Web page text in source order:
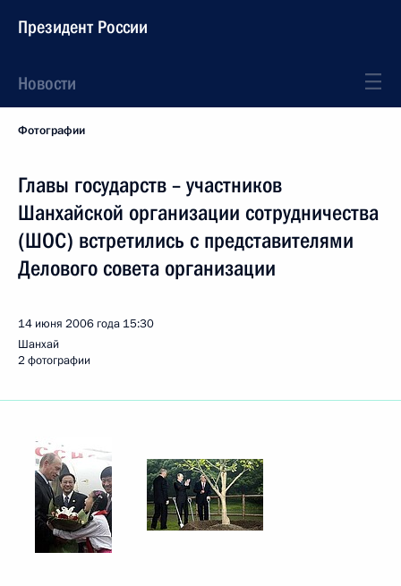
Президент России
Новости
Фотографии
Главы государств – участников
Шанхайской организации сотрудничества
(ШОС) встретились с представителями
Делового совета организации
14 июня 2006 года 15:30
Шанхай
2 фотографии